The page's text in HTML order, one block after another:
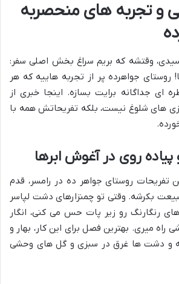
و تجربه های منحصربه
وقتشه که بریم سراغ بخش اصلی سفر:
روستای جواهرده پر از تجربه هاییه که هر
ای جداگانه برایت بسازه. اینجا خبری از
های شلوغ نیست، بلکه تفریحاتش همه با
روی در آغوش ابرها
روستای جواهر ده در رامسر، قدم
بکرشه. وقتی تو چمنزارهای دشت لپاسر
رنگارنگ رو زیر پات حس می کنی، انگار
راه میری. بهترین فصل برای این کار، بهار و
و دشت ها غرق در سبزی و گل های وحشی